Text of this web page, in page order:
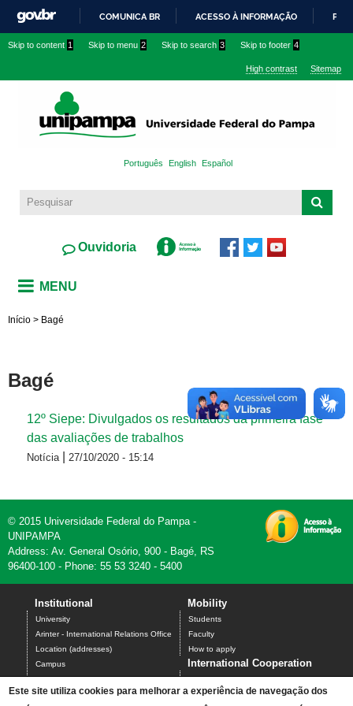
content
IR
O
COMUNICA BR ACESSO À INFORMAÇÃO
Skip to content 1 Skip to menu 2 Skip to search 3 Skip to footer 4
High contrast Sitemap
Português English Español
Ouvidoria
MENU
Início > Bagé
Bagé
12º Siepe: Divulgados os resultados da primeira fase
das avaliações de trabalhos
Notícia 27/10/2020 - 15:14
© 2015 Universidade Federal do Pampa -
UNIPAMPA
Address: Av. General Osório, 900 - Bagé, RS
96400-100 - Phone: 55 53 3240 - 5400
Institutional
University
Arinter - International Relations Office
Location (addresses)
Campus
Undergraduate Programs
Graduate Programs
Mobility
Students
Faculty
How to apply
International Cooperation
Science without Borders
Santander Universities
Este site utiliza cookies para melhorar a experiência de navegação dos